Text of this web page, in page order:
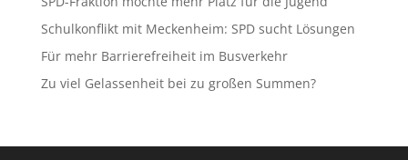
Schulkonflikt mit Meckenheim: SPD sucht Lösungen
Für mehr Barrierefreiheit im Busverkehr
Zu viel Gelassenheit bei zu großen Summen?